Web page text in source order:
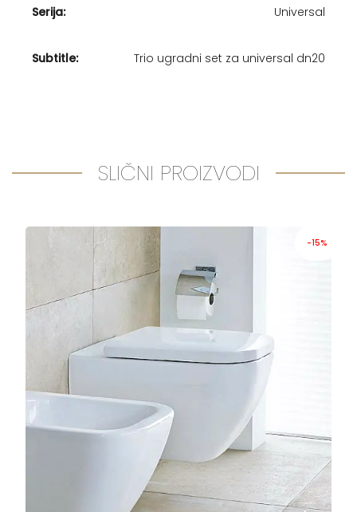
Serija: Universal
Subtitle: Trio ugradni set za universal dn20
SLIČNI PROIZVODI
-15%